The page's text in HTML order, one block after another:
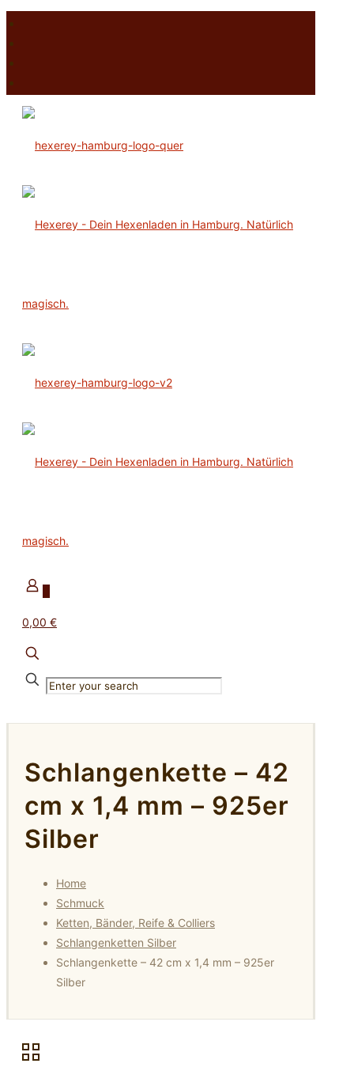
0,00 €
Schlangenkette – 42
cm x 1,4 mm – 925er
Silber
Home
Schmuck
Ketten, Bänder, Reife & Colliers
Schlangenketten Silber
Schlangenkette – 42 cm x 1,4 mm – 925er
Silber